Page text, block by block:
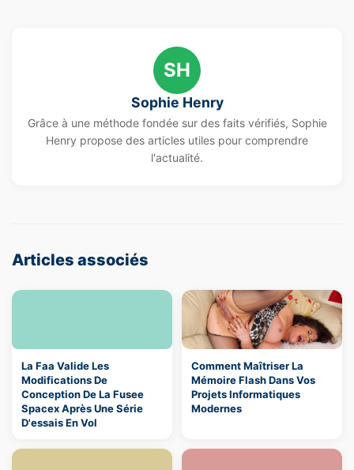
SH
Sophie Henry
Grâce à une méthode fondée sur des faits vérifiés, Sophie
Henry propose des articles utiles pour comprendre
l'actualité.
Articles associés
La Faa Valide Les
Modifications De
Conception De La Fusee
Spacex Après Une Série
D'essais En Vol
Comment Maîtriser La
Mémoire Flash Dans Vos
Projets Informatiques
Modernes